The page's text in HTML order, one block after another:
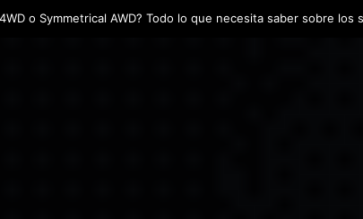
marcaron el inicio del Campeonato de Invierno de Kartismo